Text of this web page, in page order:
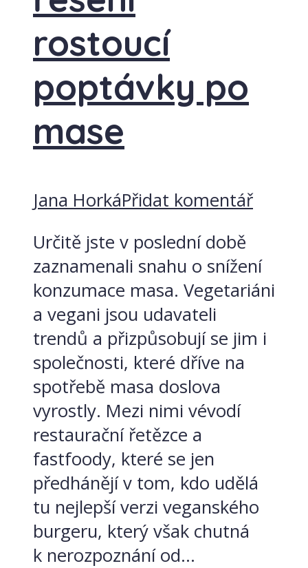
rostoucí
poptávky po
mase
Jana HorkáPřidat komentář
Určitě jste v poslední době
zaznamenali snahu o snížení
konzumace masa. Vegetariáni
a vegani jsou udavateli
trendů a přizpůsobují se jim i
společnosti, které dříve na
spotřebě masa doslova
vyrostly. Mezi nimi vévodí
restaurační řetězce a
fastfoody, které se jen
předhánějí v tom, kdo udělá
tu nejlepší verzi veganského
burgeru, který však chutná
k nerozpoznání od...